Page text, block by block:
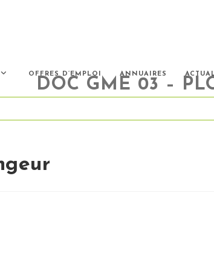
OFFRES D’EMPLOI ANNUAIRES
DOC GME 03 –